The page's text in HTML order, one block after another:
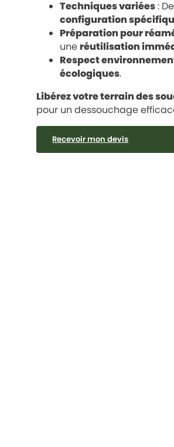
Techniques variées:
configuration
Préparation pour
une réutilisation
Respect
écologiques.
Libérez votre terrain des
pour un dessouchage
Recevoir mon devis